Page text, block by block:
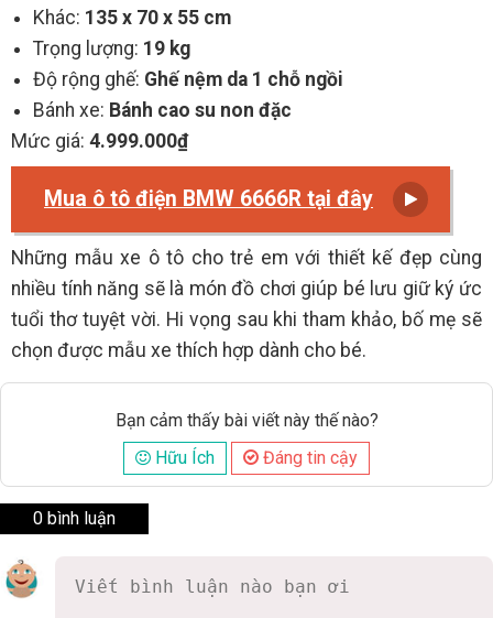
Khác: 135 x 70 x 55 cm
Trọng lượng: 19 kg
Độ rộng ghế: Ghế nệm da 1 chỗ ngồi
Bánh xe: Bánh cao su non đặc
Mức giá: 4.999.000₫
Mua ô tô điện BMW 6666R tại đây
Những mẫu xe ô tô cho trẻ em với thiết kế đẹp cùng
nhiều tính năng sẽ là món đồ chơi giúp bé lưu giữ ký ức
tuổi thơ tuyệt vời. Hi vọng sau khi tham khảo, bố mẹ sẽ
chọn được mẫu xe thích hợp dành cho bé.
Bạn cảm thấy bài viết này thế nào?
Hữu Ích
Đáng tin cậy
0 bình luận